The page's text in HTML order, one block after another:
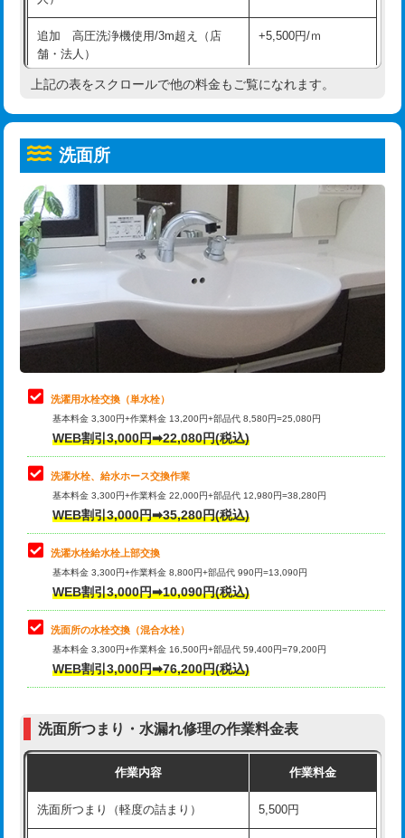
コンクリート斫り（厚さ10㎝超え）
モルタル補修（厚さ10㎝まで） 27,500円
モルタル補修（厚さ10㎝超え） 38,500円
洗面台設置 38,500円
追加人工
廃棄・処分 現場見積
※給水管工事は20mmまでの価格です。
給水管工事※（ホール加工)
給水管工事※（バンド止め) 3,300円
給水管工事※（支持金具設置) 5,500円
給水管工事※（保温材使用（バンド止
め込み）)
5,500円
給水管工事※（土の掘削・埋め戻し作
業)
11,000円
給水管工事※（塩ビ管（VP・HI）使
用/3ｍまで)
33,000円
給水管工事※（塩ビ管（VP・HI）使
用（追加）/3ｍ超え)
給水管工事※（ライニング鋼管・銅
管・ポリ管・HT管使用/3ｍまで)
44,000円
給水管工事※（ライニング鋼管・銅
管・ポリ管・HT管使用/3ｍ超え)
排水管工事（土の掘削・埋め戻し作
業）
排水管工事（排水管工事/3ｍまで） 55,000円
排水管工事（追加 排水管工事/3ｍ超
え）
マス交換（土の掘削・埋め戻し作業）
マス交換（深さ50㎝未満）
マス交換（深さ50㎝以上）
モルタル補修（厚さ10㎝まで） 27,500円
モルタル補修（厚さ10㎝超え） 38,500円
追加 高圧洗浄機使用/3m超え（店
舗・法人）
+5,500円/ｍ
高度高圧洗浄換 現地調査
トーラー機使用/3mまで
追加トーラー機使用/3m超え +3,300円
カメラ調査 33,000円
桝清掃
止水・漏水調査・防水処理・清掃・修
理・調整・分解・加工など（軽作業）
11,000円
止水・漏水調査・防水処理・清掃・修
理・調整・分解・加工など（中作業）
22,000円
止水・漏水調査・防水処理・清掃・修
理・調整・分解・加工など（重作業）
33,000円
キッチンタンク脱着
その他部品の脱着
交換・取付（タンク）
交換・取付(単水栓（壁付・デッキ
式）)
交換・取付(混合水栓（壁付・デッキ
式・ワンホール）)
16,500円+材料費
（P/S/ポップアップ））
交換・取付（その他部品） 11,000円+材料費
持込商品取付（単水栓） 13,200円
持込商品取付（混合水栓） 16,500円
上記の表をスクロールで他の料金もご覧になれます。
洗面所
洗濯用水栓交換（単水栓）
基本料金 3,300円+作業料金 13,200円+部品代 8,580円=25,080円
WEB割引3,000円➡22,080円(税込)
洗濯水栓、給水ホース交換作業
基本料金 3,300円+作業料金 22,000円+部品代 12,980円=38,280円
WEB割引3,000円➡35,280円(税込)
洗濯水栓給水栓上部交換
基本料金 3,300円+作業料金 8,800円+部品代 990円=13,090円
WEB割引3,000円➡10,090円(税込)
洗面所の水栓交換（混合水栓）
基本料金 3,300円+作業料金 16,500円+部品代 59,400円=79,200円
WEB割引3,000円➡76,200円(税込)
洗面所つまり・水漏れ修理の作業料金表
作業内容 作業料金
洗面所つまり（軽度の詰まり） 5,500円